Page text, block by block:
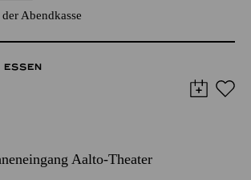
Abendkasse
Aalto-Theater